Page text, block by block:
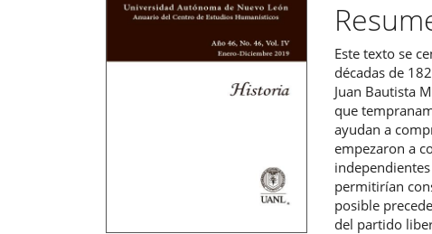
del
del
artículo
Este texto se
décadas de
Juan Bautista
que
ayudan a
empezaron a
permitirían
posible
del partido